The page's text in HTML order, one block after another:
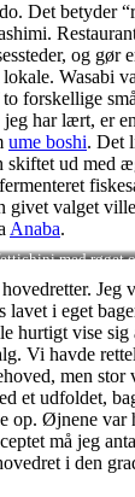
Det betyder
og gør
Wasabi
forskellige
har lært, er
ume boshi. Det
skiftet ud med
givet valget
Anaba.
med røget
Jeg
lavet i eget
hurtigt vise
Vi havde
men stor
et udfoldet,
op. Øjnene var
må jeg
i den